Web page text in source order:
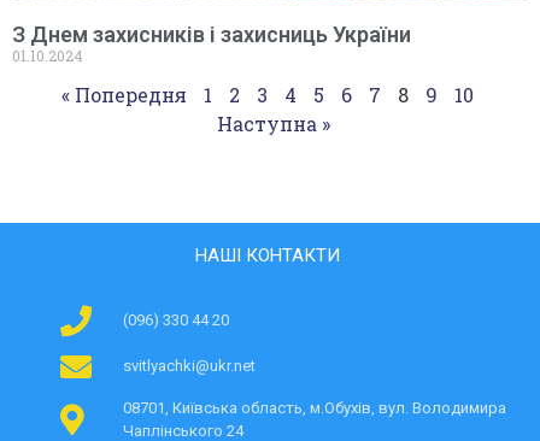
З Днем захисників і захисниць України
01.10.2024
« Попередня 1 2 3 4 5 6 7 8 9
10
Наступна »
НАШІ КОНТАКТИ
(096) 330 44 20
svitlyachki@ukr.net
08701, Київська область, м.Обухів, вул. Володимира
Чаплінського 24